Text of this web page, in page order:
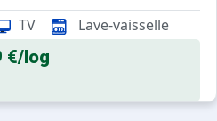
Confortable et tout équipé.
TV Lave-vaisselle
€/log